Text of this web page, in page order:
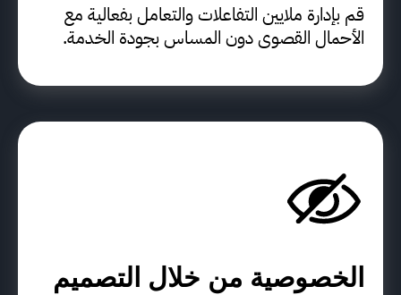
قم بإدارة ملايين التفاعلات والتعامل بفعالية مع
الأحمال القصوى دون المساس بجودة الخدمة.
الخصوصية من خلال التصميم